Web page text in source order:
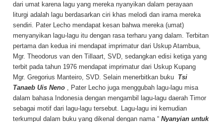
dari umat karena lagu yang mereka nyanyikan dalam perayaan
liturgi adalah lagu berdasarkan ciri khas melodi dan irama mereka
sendiri. Pater Lecho mendapat kesan bahwa mereka (umat)
menyanyikan lagu-lagu itu dengan rasa terharu yang dalam. Terbitan
pertama dan kedua ini mendapat imprimatur dari Uskup Atambua,
Mgr. Theodorus van den Tillaart, SVD, sedangkan edisi ketiga yang
terbit pada tahun 1976 mendapat imprimatur dari Uskup Kupang
Mgr. Gregorius Manteiro, SVD. Selain menerbitkan buku Tsi
Tanaeb Uis Neno , Pater Lecho juga menggubah lagu-lagu misa
dalam bahasa Indonesia dengan mengambil lagu-lagu daerah Timor
sebagai motif dari lagu-lagu tersebut. Lagu-lagu ini kemudian
terkumpul dalam buku yang dikenal dengan nama “ Nyanyian untuk